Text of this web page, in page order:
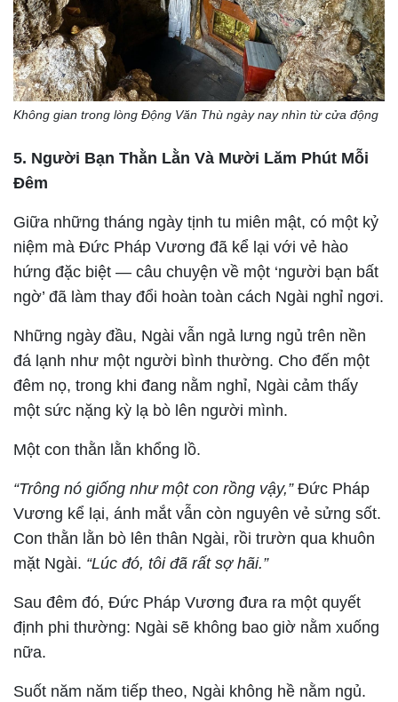
Không gian trong lòng Động Văn Thù ngày nay nhìn từ cửa động
5. Người Bạn Thằn Lằn Và Mười Lăm Phút Mỗi
Đêm
Giữa những tháng ngày tịnh tu miên mật, có một kỷ
niệm mà Đức Pháp Vương đã kể lại với vẻ hào
hứng đặc biệt — câu chuyện về một ‘người bạn bất
ngờ’ đã làm thay đổi hoàn toàn cách Ngài nghỉ ngơi.
Những ngày đầu, Ngài vẫn ngả lưng ngủ trên nền
đá lạnh như một người bình thường. Cho đến một
đêm nọ, trong khi đang nằm nghỉ, Ngài cảm thấy
một sức nặng kỳ lạ bò lên người mình.
Một con thằn lằn khổng lồ.
“Trông nó giống như một con rồng vậy,” Đức Pháp
Vương kể lại, ánh mắt vẫn còn nguyên vẻ sửng sốt.
Con thằn lằn bò lên thân Ngài, rồi trườn qua khuôn
mặt Ngài. “Lúc đó, tôi đã rất sợ hãi.”
Sau đêm đó, Đức Pháp Vương đưa ra một quyết
định phi thường: Ngài sẽ không bao giờ nằm xuống
nữa.
Suốt năm năm tiếp theo, Ngài không hề nằm ngủ.